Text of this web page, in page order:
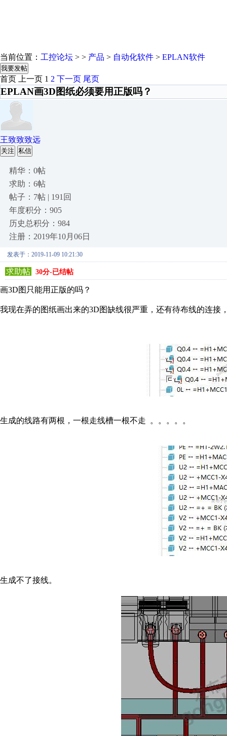
当前位置： 工控论坛 > > 产品 > 自动化软件 > EPLAN软件
我要发帖
首页 上一页 1 2 下一页 尾页
EPLAN画3D图纸必须要用正版吗？
王致致致远
关注 私信
精华：0帖
求助：6帖
帖子：7帖 | 191回
年度积分：905
历史总积分：984
注册：2019年10月06日
发表于：2019-11-09 10:21:30
求助帖 30分-已结帖
画3D图只能用正版的吗？
我现在弄的图纸画出来的3D图缺线很严重，还有待布线的连接
生成的线路有两根，一根走线槽一根不走 。。。。。
生成不了接线。